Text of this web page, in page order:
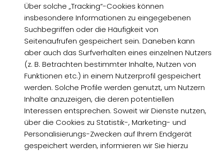
Über solche „Tracking“-Cookies können
insbesondere Informationen zu eingegebenen
Suchbegriffen oder die Häufigkeit von
Seitenaufrufen gespeichert sein. Daneben kann
aber auch das Surfverhalten eines einzelnen Nutzers
(z. B. Betrachten bestimmter Inhalte, Nutzen von
Funktionen etc.) in einem Nutzerprofil gespeichert
werden. Solche Profile werden genutzt, um Nutzern
Inhalte anzuzeigen, die deren potentiellen
Interessen entsprechen. Soweit wir Dienste nutzen,
über die Cookies zu Statistik-, Marketing- und
Personalisierungs-Zwecken auf Ihrem Endgerät
gespeichert werden, informieren wir Sie hierzu